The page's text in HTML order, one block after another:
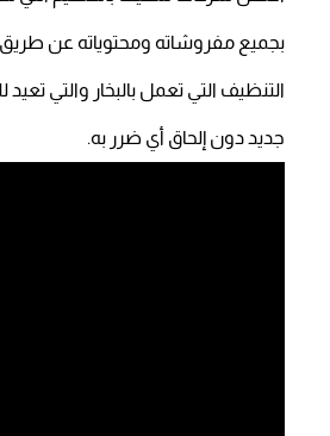
بجميع مفروشاته ومحتوياته عن
التنظيف التي تعمل بالبخار والتي
جديد دون إلحاق أي ضرر به.